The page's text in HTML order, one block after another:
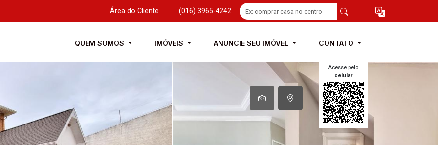
Área do Cliente (016) 3965-4242
QUEM SOMOS IMÓVEIS ANUNCIE SEU IMÓVEL CONTATO
Acesse pelo
celular